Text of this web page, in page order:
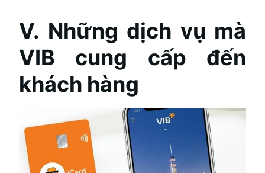
V. Những dịch vụ mà
VIB cung cấp đến
khách hàng